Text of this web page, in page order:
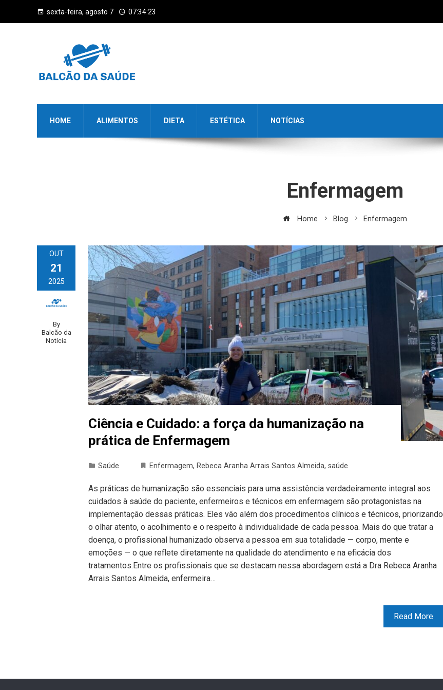
sexta-feira, agosto 7 07:34:23
HOME ALIMENTOS DIETA ESTÉTICA NOTÍCIAS
Enfermagem
Home Blog Enfermagem
OUT
21
2025
By
Balcão da
Notícia
Ciência e Cuidado: a força da humanização na
prática de Enfermagem
Saúde Enfermagem, Rebeca Aranha Arrais Santos Almeida, saúde
As práticas de humanização são essenciais para uma assistência verdadeiramente integral aos
cuidados à saúde do paciente, enfermeiros e técnicos em enfermagem são protagonistas na
implementação dessas práticas. Eles vão além dos procedimentos clínicos e técnicos, priorizando
o olhar atento, o acolhimento e o respeito à individualidade de cada pessoa. Mais do que tratar a
doença, o profissional humanizado observa a pessoa em sua totalidade — corpo, mente e
emoções — o que reflete diretamente na qualidade do atendimento e na eficácia dos
tratamentos.Entre os profissionais que se destacam nessa abordagem está a Dra Rebeca Aranha
Arrais Santos Almeida, enfermeira…
Read More